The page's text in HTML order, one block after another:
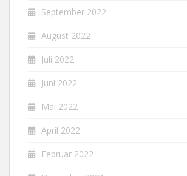
September 2022
August 2022
Juli 2022
Juni 2022
Mai 2022
April 2022
Februar 2022